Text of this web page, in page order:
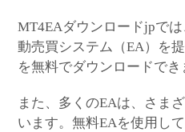
MT4EAダウンロードjpで
動売買システム（EA）を
を無料でダウンロードでき
また、多くのEAは、さま
います。無料EAを使用し